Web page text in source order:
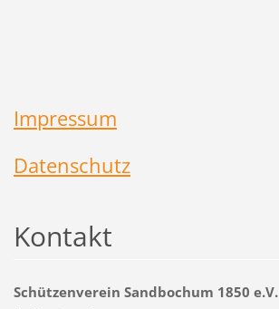
Impressum
Datenschutz
Kontakt
Schützenverein Sandbochum 1850 e.V.